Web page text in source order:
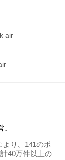
air
。
り、141のポ
40万件以上の